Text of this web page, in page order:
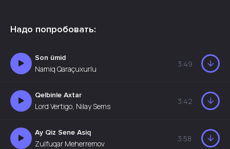
Надо попробовать:
Son ümid
Namiq Qaraçuxurlu
3:49
Qelbinle Axtar
Lord Vertigo, Nilay Sems
3:42
Ay Qiz Sene Asiq
Zulfuqar Meherremov
3:58